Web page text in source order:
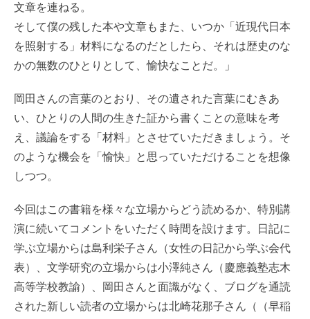
文章を連ねる。
そして僕の残した本や文章もまた、いつか「近現代日本
を照射する」材料になるのだとしたら、それは歴史のな
かの無数のひとりとして、愉快なことだ。」
岡田さんの言葉のとおり、その遺された言葉にむきあ
い、ひとりの人間の生きた証から書くことの意味を考
え、議論をする「材料」とさせていただきましょう。そ
のような機会を「愉快」と思っていただけることを想像
しつつ。
今回はこの書籍を様々な立場からどう読めるか、特別講
演に続いてコメントをいただく時間を設けます。日記に
学ぶ立場からは島利栄子さん（女性の日記から学ぶ会代
表）、文学研究の立場からは小澤純さん（慶應義塾志木
高等学校教諭）、岡田さんと面識がなく、ブログを通読
された新しい読者の立場からは北崎花那子さん（（早稲